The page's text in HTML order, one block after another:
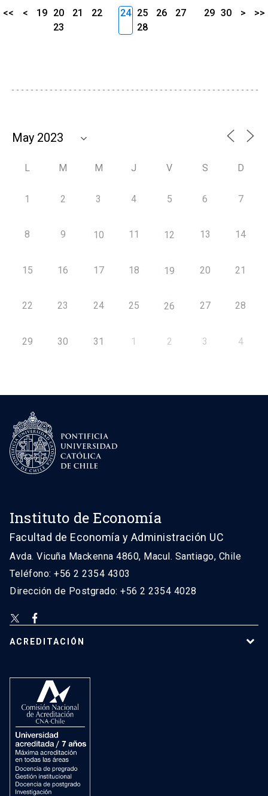
<< < 19 20 21
22
23
24 25 26
27
28
29 30 > >>
L M M J V S D
1 2 3 4 5 6 7
8 9 10 11 12 13 14
15 16 17 18 19 20 21
22 23 24 25 26 27 28
29 30 31 1 2 3 4
Instituto de Economía
Facultad de Economía y Administración UC
Avda. Vicuña Mackenna 4860, Macul. Santiago, Chile
Teléfono: +56 2 2354 4303
Dirección de Postgrado: +56 2 2354 4028
ACREDITACIÓN